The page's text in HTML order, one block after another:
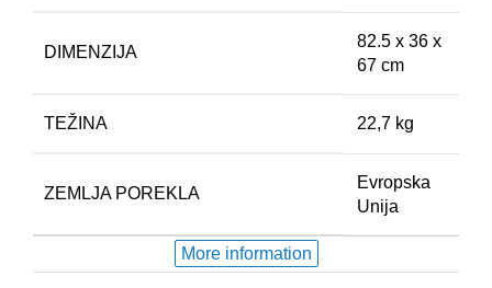
DIMENZIJA
82.5 x 36 x
67 cm
TEŽINA 22,7 kg
ZEMLJA POREKLA
Evropska
Unija
More information